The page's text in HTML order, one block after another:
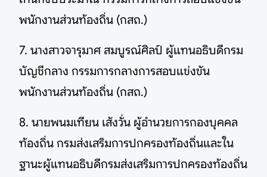
พนักงานส่วนท้องถิ่น (กสถ.)
7. นางสาวจารุมาศ สมบูรณ์ศิลป์ ผู้แทนอธิบดีกรม
บัญชีกลาง กรรมการกลางการสอบแข่งขัน
พนักงานส่วนท้องถิ่น (กสถ.)
8. นายพนมเทียน เส้งวั่น ผู้อำนวยการกองบุคคล
ท้องถิ่น กรมส่งเสริมการปกครองท้องถิ่นและใน
ฐานะผู้แทนอธิบดีกรมส่งเสริมการปกครองท้องถิ่น